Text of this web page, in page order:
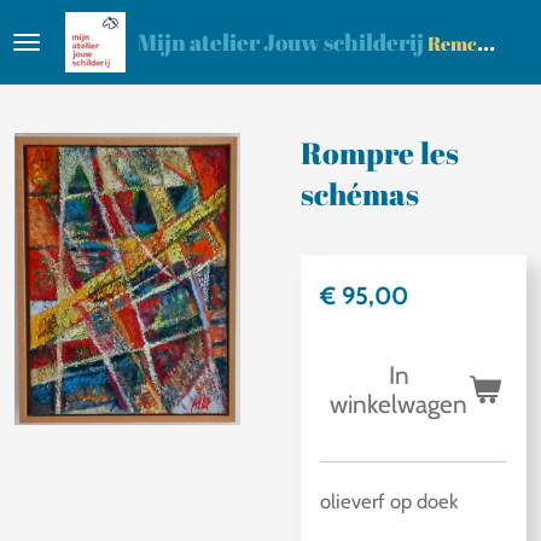
Ga
de
hoofdinhoud
Mijn atelier Jouw schilderijRemco Klop
Rompre les
schémas
€ 95,00
In
winkelwagen
olieverf op doek